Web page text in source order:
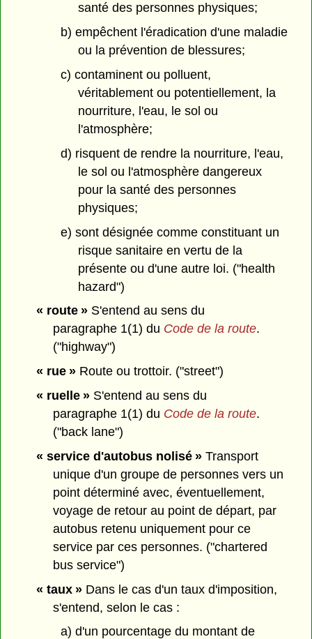
santé des personnes physiques;
b) empêchent l'éradication d'une maladie
ou la prévention de blessures;
c) contaminent ou polluent,
véritablement ou potentiellement, la
nourriture, l'eau, le sol ou
l'atmosphère;
d) risquent de rendre la nourriture, l'eau,
le sol ou l'atmosphère dangereux
pour la santé des personnes
physiques;
e) sont désignée comme constituant un
risque sanitaire en vertu de la
présente ou d'une autre loi. ("health
hazard")
« route »S'entend au sens du
paragraphe 1(1) du Code de la route.
("highway")
« rue »Route ou trottoir. ("street")
« ruelle »S'entend au sens du
paragraphe 1(1) du Code de la route.
("back lane")
« service d'autobus nolisé »Transport
unique d'un groupe de personnes vers un
point déterminé avec, éventuellement,
voyage de retour au point de départ, par
autobus retenu uniquement pour ce
service par ces personnes. ("chartered
bus service")
« taux »Dans le cas d'un taux d'imposition,
s'entend, selon le cas :
a) d'un pourcentage du montant de